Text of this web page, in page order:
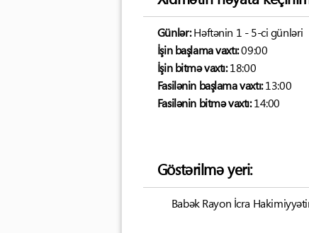
Günlər:Həftənin 1 - 5-ci günləri
İşin başlama vaxtı:09:00
İşin bitmə vaxtı:18:00
Fasilənin başlama vaxtı:13:00
Fasilənin bitmə vaxtı:14:00
Göstərilmə yeri:
Babək Rayon İcra